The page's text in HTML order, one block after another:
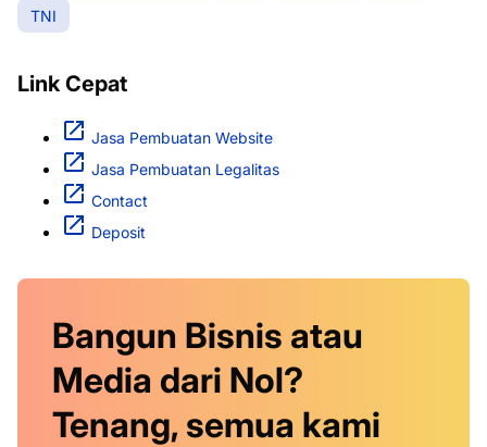
TNI
Link Cepat
Jasa Pembuatan Website
Jasa Pembuatan Legalitas
Contact
Deposit
Bangun Bisnis atau
Media dari Nol?
Tenang, semua kami